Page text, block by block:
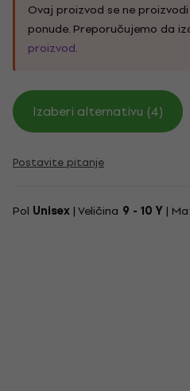
Ovaj proizvod se ne
ponude. Preporučujemo da
proizvod.
Izaberi alternativu (4)
Postavite pitanje
Pol Unisex | Veličina 9 - 10 Y |